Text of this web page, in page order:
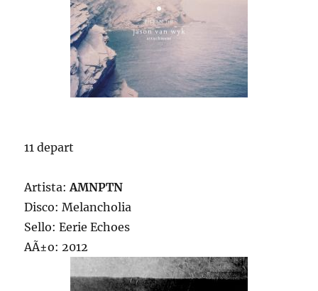
11 depart
Artista:AMNPTN
Disco: Melancholia
Sello: Eerie Echoes
AÃ±o: 2012